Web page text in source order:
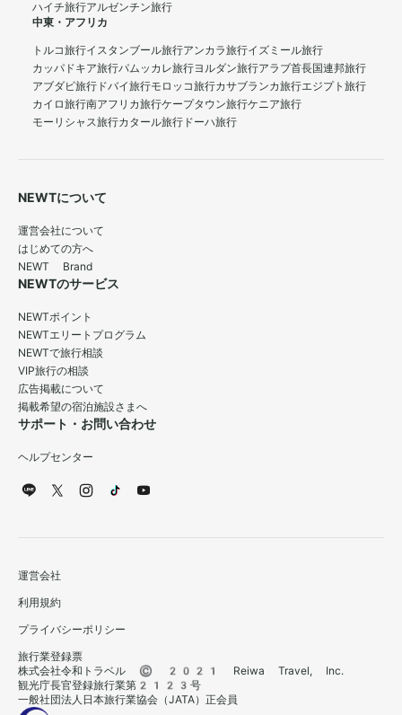
ハイチ旅行アルゼンチン旅行
中東・アフリカ
トルコ旅行イスタンブール旅行アンカラ旅行イズミール旅行
カッパドキア旅行パムッカレ旅行ヨルダン旅行アラブ首長国連邦旅行
アブダビ旅行 ドバイ旅行モロッコ旅行カサブランカ旅行エジプト旅行
カイロ旅行南アフリカ旅行ケープタウン旅行ケニア旅行
モーリシャス旅行カタール旅行 ドーハ旅行
NEWTについて
運営会社について
はじめての方へ
NEWT Brand
NEWTのサービス
NEWTポイント
NEWTエリートプログラム
NEWTで旅行相談
VIP旅行の相談
広告掲載について
掲載希望の宿泊施設さまへ
サポート・お問い合わせ
ヘルプセンター
運営会社
利用規約
プライバシーポリシー
旅行業登録票
株式会社令和トラベル © 2021 Reiwa Travel, Inc.
観光庁長官登録旅行業第2123号
一般社団法人日本旅行業協会（JATA）正会員